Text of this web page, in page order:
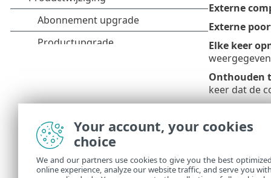
Externe
Externe
Elke keer
Onthouden
keer dat de
Regel
de actie
opneemt
:
Weigeren:
Your account, your cookies
choice
We and our partners use cookies to give you the best optimized
online experience, analyze our website traffic, and serve you with